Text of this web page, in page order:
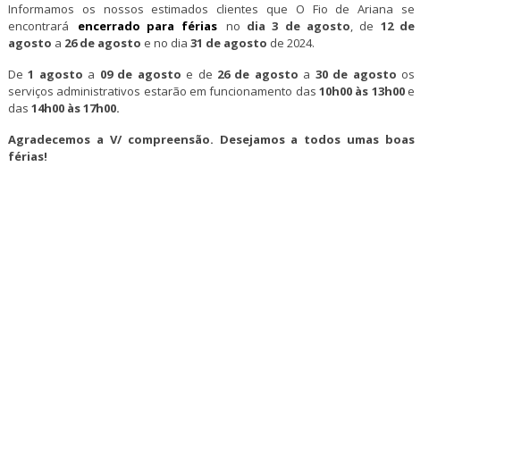
Informamos os nossos estimados clientes que O Fio de Ariana se
encontrará
encerrado para férias no dia 3 de agosto, de 12 de
agosto a 26 de agosto e no dia 31 de agosto de 2024.
De1 agosto a 09 de agosto e de 26 de agosto a 30 de agosto os
serviços administrativos estarão em funcionamento das 10h00 às 13h00e
das 14h00 às 17h00.
Agradecemos a V/ compreensão. Desejamos a todos umas boas
férias!